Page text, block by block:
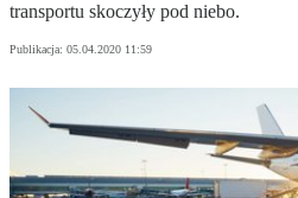
transportu skoczyły pod niebo.
Publikacja: 05.04.2020 11:59